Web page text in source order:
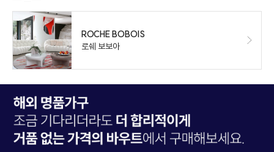
ROCHE BOBOIS
로쉐 보보아